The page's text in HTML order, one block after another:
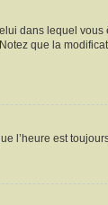
dans lequel
que la
l’heure est